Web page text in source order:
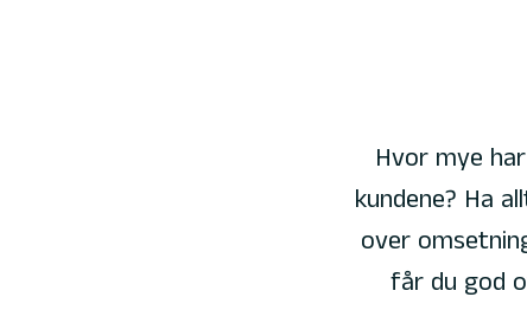
Hvor mye
kundene? Ha
over
får du god